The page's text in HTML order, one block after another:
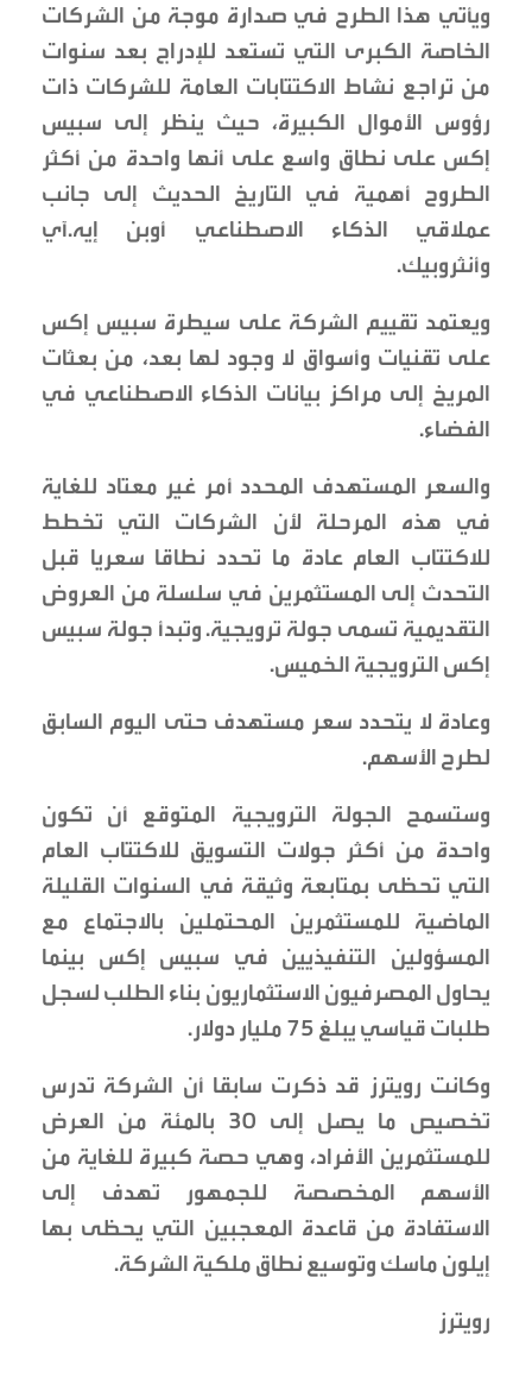
ويأتي هذا الطرح في صدارة موجة من الشركات
الخاصة الكبرى التي تستعد للإدراج بعد سنوات
من تراجع نشاط الاكتتابات العامة للشركات ذات
رؤوس الأموال الكبيرة، حيث ينظر إلى سبيس
إكس على نطاق واسع على أنها واحدة من أكثر
الطروح أهمية في التاريخ الحديث إلى جانب
عملاقي الذكاء الاصطناعي أوبن إيه.آي
وأنثروبيك.
ويعتمد تقييم الشركة على سيطرة سبيس إكس
على تقنيات وأسواق لا وجود لها بعد، من بعثات
المريخ إلى مراكز بيانات الذكاء الاصطناعي في
الفضاء.
والسعر المستهدف المحدد أمر غير معتاد للغاية
في هذه المرحلة لأن الشركات التي تخطط
للاكتتاب العام عادة ما تحدد نطاقا سعريا قبل
التحدث إلى المستثمرين في سلسلة من العروض
التقديمية تسمى جولة ترويجية. وتبدأ جولة سبيس
إكس الترويجية الخميس.
وعادة لا يتحدد سعر مستهدف حتى اليوم السابق
لطرح الأسهم.
وستسمح الجولة الترويجية المتوقع أن تكون
واحدة من أكثر جولات التسويق للاكتتاب العام
التي تحظى بمتابعة وثيقة في السنوات القليلة
الماضية للمستثمرين المحتملين بالاجتماع مع
المسؤولين التنفيذيين في سبيس إكس بينما
يحاول المصرفيون الاستثماريون بناء الطلب لسجل
طلبات قياسي يبلغ 75 مليار دولار.
وكانت رويترز قد ذكرت سابقا أن الشركة تدرس
تخصيص ما يصل إلى 30 بالمئة من العرض
للمستثمرين الأفراد، وهي حصة كبيرة للغاية من
الأسهم المخصصة للجمهور تهدف إلى
الاستفادة من قاعدة المعجبين التي يحظى بها
إيلون ماسك وتوسيع نطاق ملكية الشركة.
رويترز